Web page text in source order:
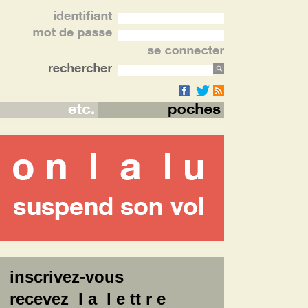
inscrivez-vous
recevez l a l e tt r e